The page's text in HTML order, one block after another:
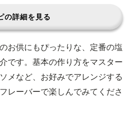
の詳細を見る
お供にもぴったりな、定番の塩
です。基本の作り方をマスター
メなど、お好みでアレンジする
レーバーで楽しんでみてくださ